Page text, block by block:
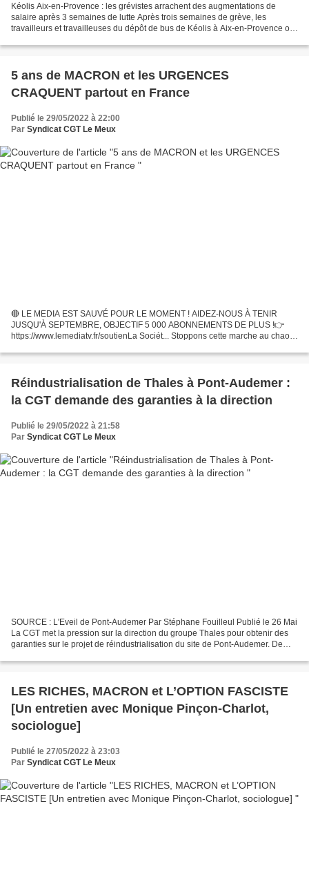
Kéolis Aix-en-Provence : les grévistes arrachent des augmentations de
salaire après 3 semaines de lutte Après trois semaines de grève, les
travailleurs et travailleuses du dépôt de bus de Kéolis à Aix-en-Provence ont
5 ans de MACRON et les URGENCES
CRAQUENT partout en France
Publié le 29/05/2022 à 22:00
Par Syndicat CGT Le Meux
🔴 LE MEDIA EST SAUVÉ POUR LE MOMENT ! AIDEZ-NOUS À TENIR
JUSQU'À SEPTEMBRE, OBJECTIF 5 000 ABONNEMENTS DE PLUS !👉
https://www.lemediatv.fr/soutienLa Sociét... Stoppons cette marche au chaos !
Réindustrialisation de Thales à Pont-Audemer :
la CGT demande des garanties à la direction
Publié le 29/05/2022 à 21:58
Par Syndicat CGT Le Meux
SOURCE : L'Eveil de Pont-Audemer Par Stéphane Fouilleul Publié le 26 Mai
La CGT met la pression sur la direction du groupe Thales pour obtenir des
garanties sur le projet de réindustrialisation du site de Pont-Audemer. De
LES RICHES, MACRON et L’OPTION FASCISTE
[Un entretien avec Monique Pinçon-Charlot,
sociologue]
Publié le 27/05/2022 à 23:03
Par Syndicat CGT Le Meux